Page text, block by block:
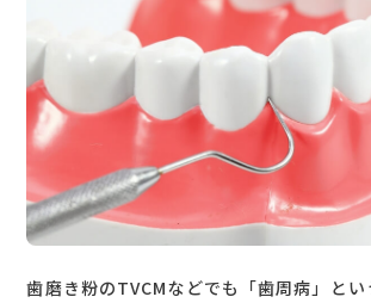
歯磨き粉のTVCMなどでも「歯周病」と